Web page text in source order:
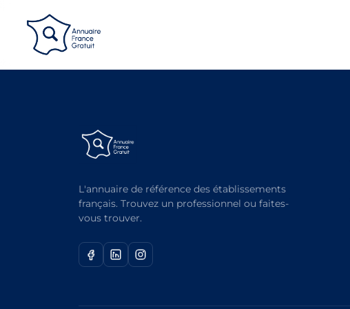
L'annuaire de référence des établissements
français. Trouvez un professionnel ou faites-
vous trouver.